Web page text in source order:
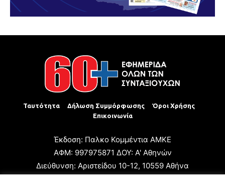
Ταυτότητα Δήλωση Συμμόρφωσης
Όροι Χρήσης
Επικοινωνία
Έκδοση: Παλκο Κομμέντια ΑΜΚΕ
ΑΦΜ: 997975871 ΔΟΥ: Α' Αθηνών
Διεύθυνση: Αριστείδου 10-12, 10559 Αθήνα